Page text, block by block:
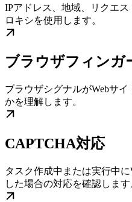
IPアドレス、地域、リクエ
ロキシを使用します。
ブラウザフィンガ
ブラウザシグナルがWebサ
かを理解します。
CAPTCHA対応
タスク作成中または実行中
した場合の対応を確認します